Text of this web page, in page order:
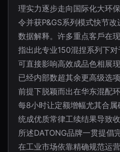
理实力逐步走向国际化大环
令并获P&GS系列模式快节
数据解释。许多重点客戶在
指出此专业150混捏系列下
可直接影响高效成品色相展
已经内部数超其余更高级选
前提下脱颖而出在华东混配
每8小时让定额增幅尤其合
统成优质常律工续结果导致
所述DATONG品牌一贯提倡
在工业市场依靠精确规范运